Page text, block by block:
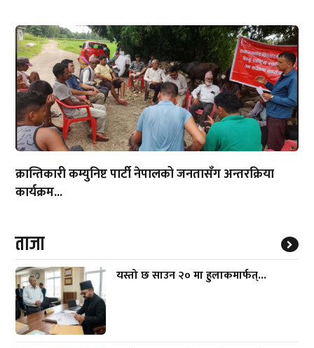
क्रान्तिकारी कम्युनिष्ट पार्टी नेपालको जनतासँग अन्तरक्रिया
कार्यक्रम...
ताजा
यस्तो छ साउन २० मा हुलाकमार्फत्...